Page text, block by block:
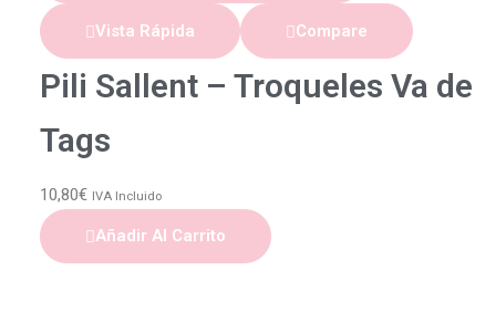
Vista Rápida Compare
Pili Sallent – Troqueles Va de
Tags
10,80€ IVA Incluido
Añadir Al Carrito